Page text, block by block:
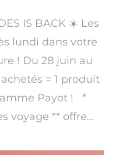
IS BACK ☀️ Les
lundi dans votre
! Du 28 juin au
= 1 produit
Payot ! *
voyage ** offre...